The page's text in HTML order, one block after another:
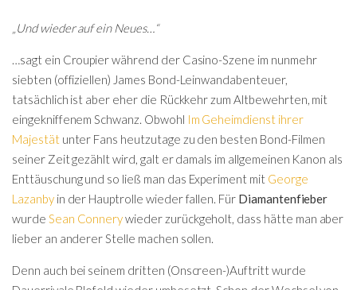
„Und wieder auf ein Neues…“
…sagt ein Croupier während der Casino-Szene im nunmehr
siebten (offiziellen) James Bond-Leinwandabenteuer,
tatsächlich ist aber eher die Rückkehr zum Altbewehrten, mit
eingekniffenem Schwanz. Obwohl Im Geheimdienst ihrer
Majestätunter Fans heutzutage zu den besten Bond-Filmen
seiner Zeit gezählt wird, galt er damals im allgemeinen Kanon als
Enttäuschung und so ließ man das Experiment mit George
Lazanbyin der Hauptrolle wieder fallen. Für Diamantenfieber
wurde Sean Connerywieder zurückgeholt, dass hätte man aber
lieber an anderer Stelle machen sollen.
Denn auch bei seinem dritten (Onscreen-)Auftritt wurde